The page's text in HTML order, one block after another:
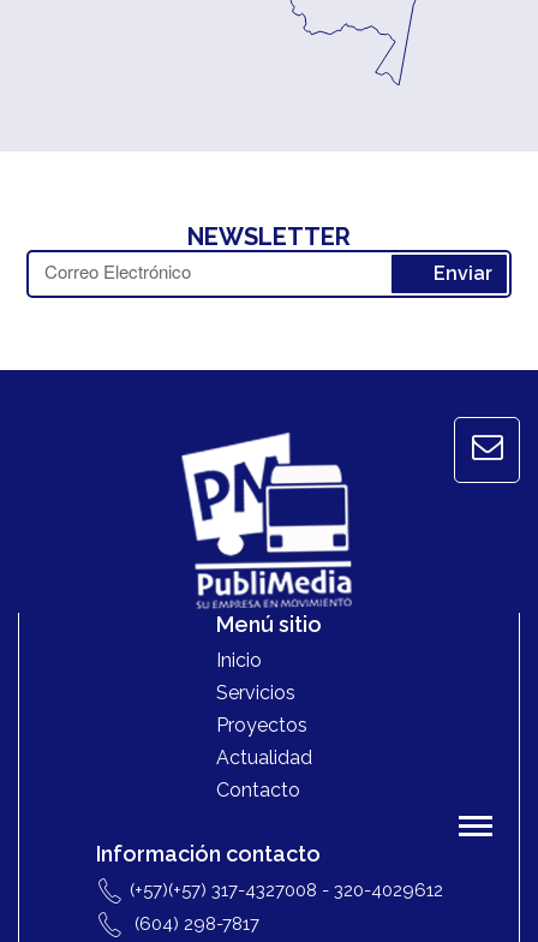
NEWSLETTER
Menú sitio
Inicio
Servicios
Proyectos
Actualidad
Contacto
Información contacto
(+57)(+57) 317-4327008 - 320-4029612
(604) 298-7817